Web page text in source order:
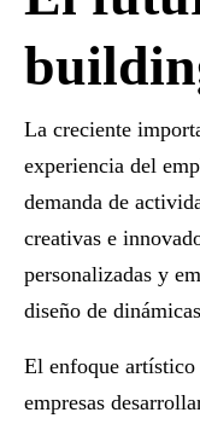
La creciente
experiencia del
demanda de
creativas e
personalizadas y
diseño de
El enfoque
empresas